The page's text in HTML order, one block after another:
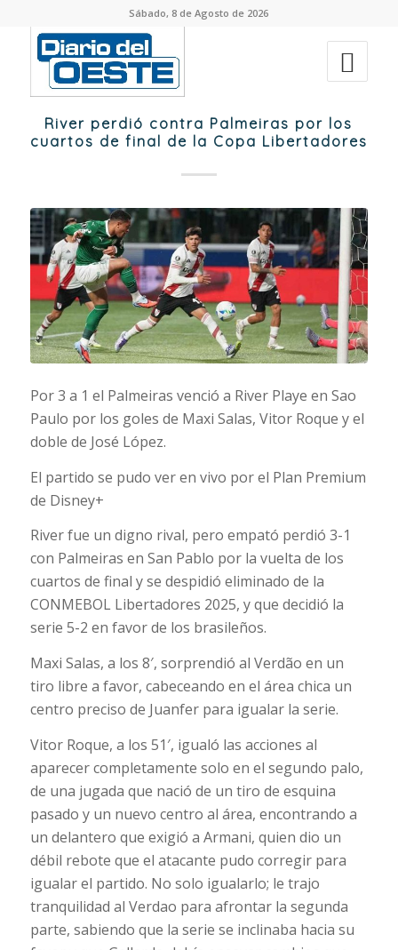
Sábado, 8 de Agosto de 2026
River perdió contra Palmeiras por los
cuartos de final de la Copa Libertadores
Por 3 a 1 el Palmeiras venció a River Playe en Sao
Paulo por los goles de Maxi Salas, Vitor Roque y el
doble de José López.
El partido se pudo ver en vivo por el Plan Premium
de Disney+
River fue un digno rival, pero empató perdió 3-1
con Palmeiras en San Pablo por la vuelta de los
cuartos de final y se despidió eliminado de la
CONMEBOL Libertadores 2025, y que decidió la
serie 5-2 en favor de los brasileños.
Maxi Salas, a los 8′, sorprendió al Verdão en un
tiro libre a favor, cabeceando en el área chica un
centro preciso de Juanfer para igualar la serie.
Vitor Roque, a los 51′, igualó las acciones al
aparecer completamente solo en el segundo palo,
de una jugada que nació de un tiro de esquina
pasado y un nuevo centro al área, encontrando a
un delantero que exigió a Armani, quien dio un
débil rebote que el atacante pudo corregir para
igualar el partido. No solo igualarlo; le trajo
tranquilidad al Verdao para afrontar la segunda
parte, sabiendo que la serie se inclinaba hacia su